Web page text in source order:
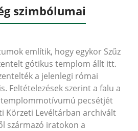
szimbólumai
említik, hogy egykor Szűz
gótikus templom állt itt.
a jelenlegi római
Feltételezések szerint a falu a
templommotívumú pecsétjét
Körzeti Levéltárban archivált
származó iratokon a